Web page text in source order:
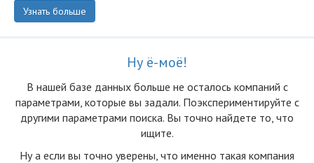
Узнать больше
Ну ё-моё!
В нашей базе данных больше не осталоcь компаний с
параметрами, которые вы задали. Поэкспериментируйте с
другими параметрами поиска. Вы точно найдете то, что
ищите.
Ну а если вы точно уверены, что именно такая компания